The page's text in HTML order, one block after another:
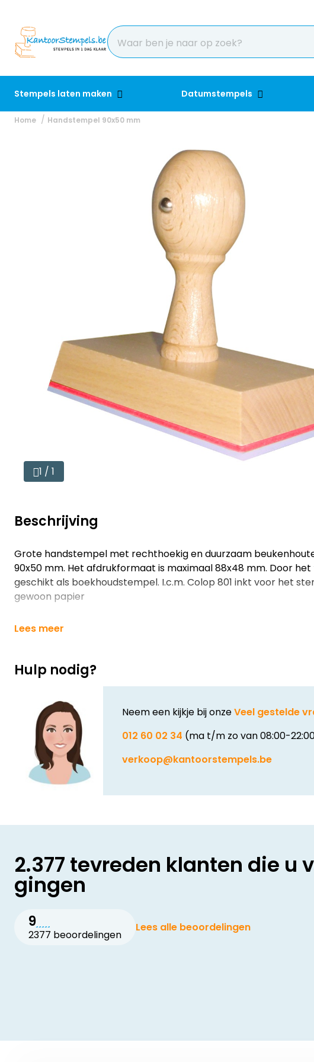
Stempels laten maken Datumstempels
Home Handstempel 90x50 mm
1 / 1
Beschrijving
Grote handstempel met rechthoekig en duurzaam
90x50 mm. Het afdrukformaat is maximaal 88x48 mm. Door
geschikt als boekhoudstempel. I.c.m. Colop 801 inkt voor het
gewoon papier
Lees meer
Hulp nodig?
Neem een kijkje bij onzeVeel gestelde
012 60 02 34 (ma t/m zo van 08:00-
verkoop@kantoorstempels.be
2.377 tevreden klanten die u
gingen
9
2377 beoordelingen
Lees alle beoordelingen